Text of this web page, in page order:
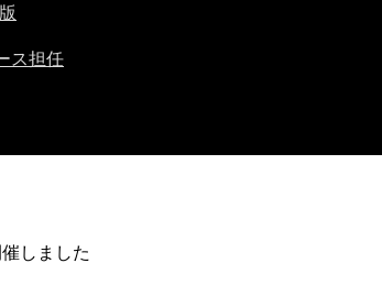
ス担任
しました